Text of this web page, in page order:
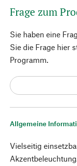
Allgemeine
Vielseitig
Frage zum
Sie haben eine
Sie die Frage hier
Programm.